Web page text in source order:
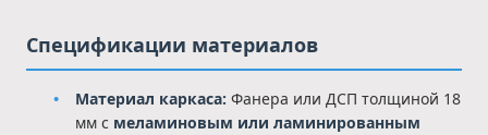
Спецификации материалов
Материал каркаса: Фанера или ДСП толщиной 18
мм с меламиновым или ламинированным